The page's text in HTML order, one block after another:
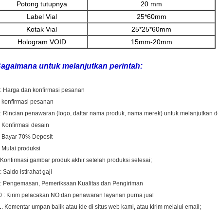
Potong tutupnya
20 mm
Label Vial
25*60mm
Kotak Vial
25*25*60mm
Hologram VOID
15mm-20mm
untuk melanjutkan perintah:
Harga dan konfirmasi pesanan
konfirmasi pesanan
Rincian penawaran (logo, daftar nama produk, nama merek) untuk melanjutkan
Konfirmasi desain
Bayar 70% Deposit
Mulai produksi
gambar produk akhir setelah produksi selesai;
Saldo istirahat gaji
Pengemasan, Pemeriksaan Kualitas dan Pengiriman
: Kirim pelacakan NO dan penawaran layanan purna jual
Komentar umpan balik atau ide di situs web kami, atau kirim melalui email;